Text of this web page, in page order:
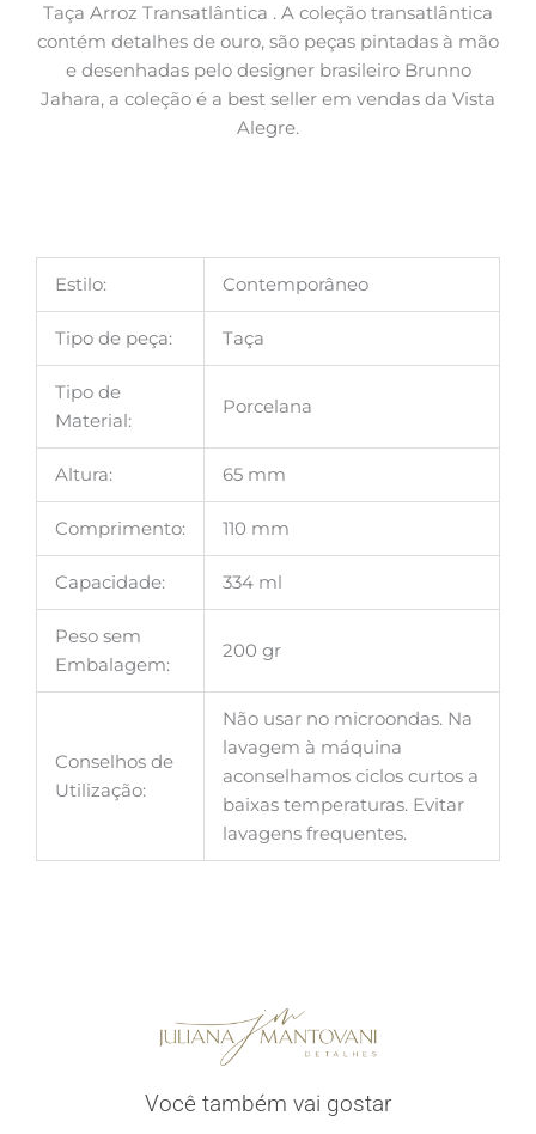
Taça Arroz Transatlântica . A coleção transatlântica
contém detalhes de ouro, são peças pintadas à mão
e desenhadas pelo designer brasileiro Brunno
Jahara, a coleção é a best seller em vendas da Vista
Alegre.
Estilo: Contemporâneo
Tipo de peça: Taça
Tipo de
Material:
Porcelana
Altura: 65 mm
Comprimento: 110 mm
Capacidade: 334 ml
Peso sem
Embalagem:
200 gr
Conselhos de
Utilização:
Não usar no microondas. Na
lavagem à máquina
aconselhamos ciclos curtos a
baixas temperaturas. Evitar
lavagens frequentes.
Você também vai gostar